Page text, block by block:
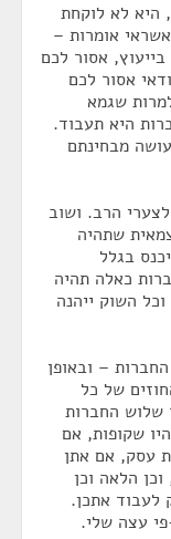
היא לא לוקחת
אומרות –
אסור לכם
אסור לכם
שגמא
היא תעבוד.
מבחינתם
הרב. ושוב
שתהיה
בגלל
כאלה תהיה
השוק ייהנה
– ובאופן
של כל
שלוש החברות
שקופות, אם
עסק, אם אתן
הלאה וכן
לעבוד אתכן.
עצה שלי.